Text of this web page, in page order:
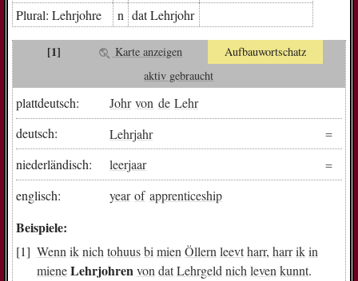
Plural:Lehr­joh­re n dat Lehr­johr
[1] Karte anzeigen
Aufbauwortschatz
aktiv gebraucht
plattdeutsch: Johr von de Lehr
deutsch:
Lehrjahr
niederländisch:
leerjaar
englisch:
year of apprenticeship
Beispiele:
Wenn iknich tohuusbi mien Öllern leevtharr, harrikin
mieneLehrjohrenvon datLehrgeld nich leven kunnt.